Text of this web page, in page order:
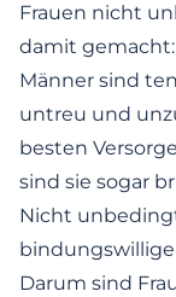
Frauen nicht
damit
Männer sind
untreu und
besten
sind sie sogar
Nicht
Darum sind